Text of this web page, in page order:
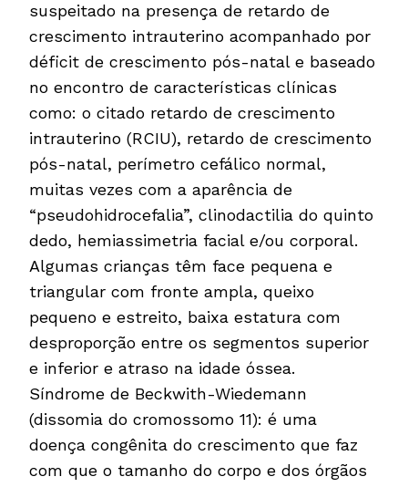
suspeitado na presença de retardo de
crescimento intrauterino acompanhado por
déficit de crescimento pós-natal e baseado
no encontro de características clínicas
como: o citado retardo de crescimento
intrauterino (RCIU), retardo de crescimento
pós-natal, perímetro cefálico normal,
muitas vezes com a aparência de
“pseudohidrocefalia”, clinodactilia do quinto
dedo, hemiassimetria facial e/ou corporal.
Algumas crianças têm face pequena e
triangular com fronte ampla, queixo
pequeno e estreito, baixa estatura com
desproporção entre os segmentos superior
e inferior e atraso na idade óssea.
Síndrome de Beckwith-Wiedemann
(dissomia do cromossomo 11): é uma
doença congênita do crescimento que faz
com que o tamanho do corpo e dos órgãos